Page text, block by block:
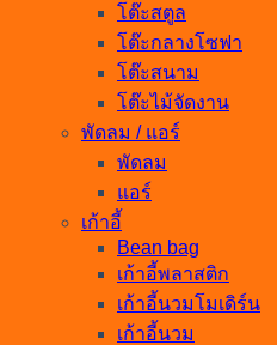
โต๊ะสตูล
โต๊ะกลางโซฟา
โต๊ะสนาม
โต๊ะไม้จัดงาน
พัดลม / แอร์
พัดลม
แอร์
เก้าอี้
Bean bag
เก้าอี้พลาสติก
เก้าอี้นวมโมเดิร์น
เก้าอี้นวม